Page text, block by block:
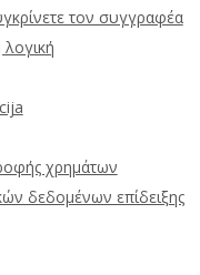
τον συγγραφέα
χρημάτων
δεδομένων επίδειξης